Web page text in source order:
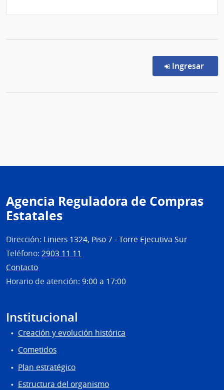
Ingresar
Agencia Reguladora de Compras
Estatales
Dirección: Liniers 1324, Piso 7 - Torre Ejecutiva Sur
Teléfono: 2903 11 11
Contacto
Horario de atención: 9:00 a 17:00
Institucional
Creación y evolución histórica
Cometidos
Plan estratégico
Estructura del organismo